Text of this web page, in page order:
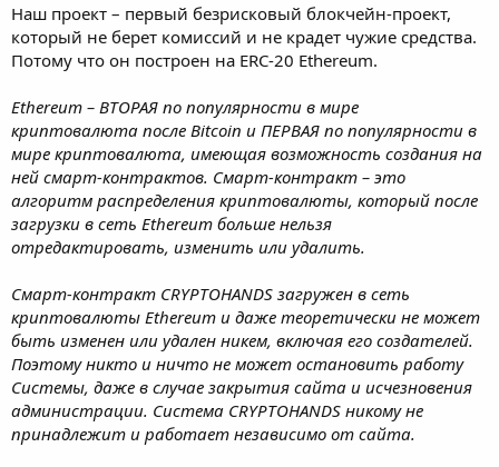
Наш проект – первый безрисковый блокчейн-проект,
который не берет комиссий и не крадет чужие средства.
Потому что он построен на ERC-20 Ethereum.
Ethereum – ВТОРАЯ по популярности в мире
криптовалюта после Bitcoin и ПЕРВАЯ по популярности в
мире криптовалюта, имеющая возможность создания на
ней смарт-контрактов. Смарт-контракт – это
алгоритм распределения криптовалюты, который после
загрузки в сеть Ethereum больше нельзя
отредактировать, изменить или удалить.
Смарт-контракт CRYPTOHANDS загружен в сеть
криптовалюты Ethereum и даже теоретически не может
быть изменен или удален никем, включая его создателей.
Поэтому никто и ничто не может остановить работу
Системы, даже в случае закрытия сайта и исчезновения
администрации. Система CRYPTOHANDS никому не
принадлежит и работает независимо от сайта.